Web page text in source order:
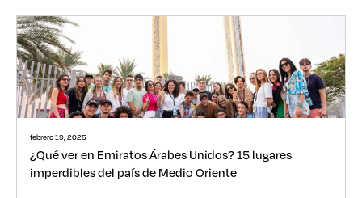
febrero 19, 2025
¿Qué ver en Emiratos Árabes Unidos? 15 lugares
imperdibles del país de Medio Oriente